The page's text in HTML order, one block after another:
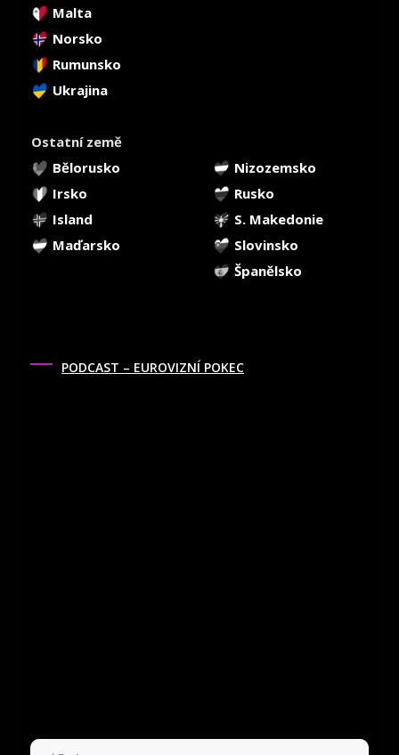
Malta
Norsko
Rumunsko
Ukrajina
Ostatní země
Bělorusko
Nizozemsko
Irsko
Rusko
Island
S. Makedonie
Maďarsko
Slovinsko
Španělsko
PODCAST – EUROVIZNÍ POKEC